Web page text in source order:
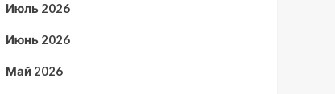
Июль 2026
Июнь 2026
Май 2026